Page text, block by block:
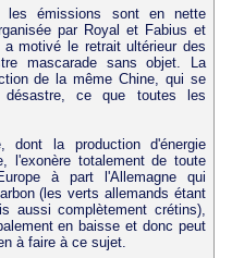
émissions sont en nette
par Royal et Fabius et
motivé le retrait ultérieur des
mascarade sans objet. La
de la même Chine, qui se
désastre, ce que toutes les
dont la production d'énergie
l'exonère totalement de toute
à part l'Allemagne qui
(les verts allemands étant
aussi complètement crétins),
en baisse et donc peut
à faire à ce sujet.